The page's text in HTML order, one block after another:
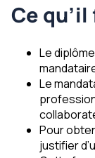
Ce
Le
Le
Pour
justifier